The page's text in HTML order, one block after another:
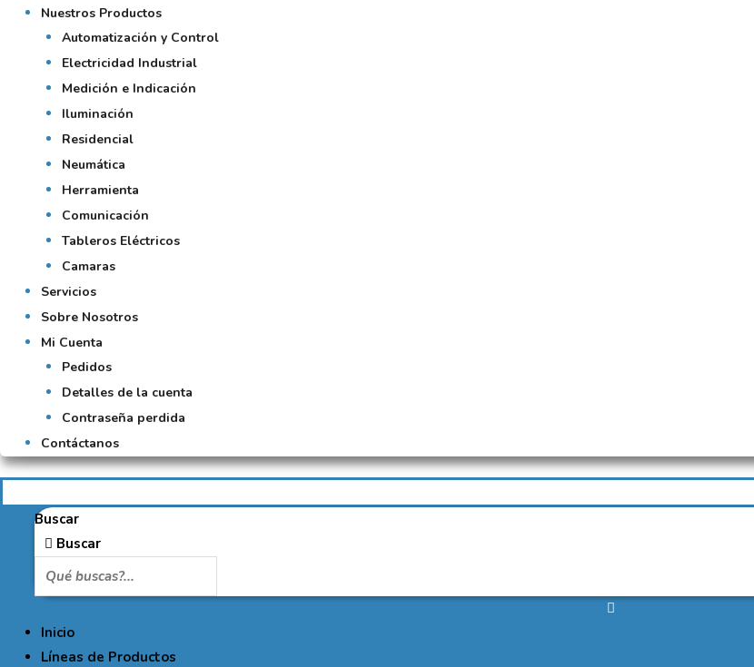
Nuestros Productos
Automatización y Control
Electricidad Industrial
Medición e Indicación
Iluminación
Residencial
Neumática
Herramienta
Comunicación
Tableros Eléctricos
Camaras
Servicios
Sobre Nosotros
Mi Cuenta
Pedidos
Detalles de la cuenta
Contraseña perdida
Contáctanos
Buscar
Buscar
Inicio
Líneas de Productos